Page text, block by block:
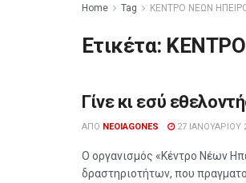
Home Tag ΚΕΝΤΡΟ ΝΕΩΝ
Ετικέτα:
ΔΙΆΦΟΡΑ
Γίνε κι εσύ
ΑΠΌ NEOIAGONES 27 ΙΑΝΟΥΑΡΊΟΥ
Ο οργανισμός «Κέντρο Νέων
δραστηριοτήτων, που